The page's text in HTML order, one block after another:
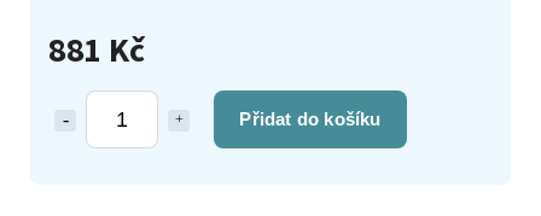
881 Kč
Přidat do košíku